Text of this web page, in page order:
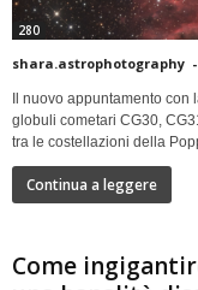
280
shara.astrophotography -
Il nuovo appuntamento con
globuli cometari CG30,
tra le costellazioni della
Continua a leggere
Come